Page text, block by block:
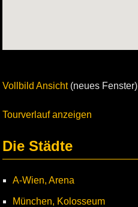
Vollbild Ansicht(neues Fenster)
Tourverlauf anzeigen
Die Städte
A-Wien, Arena
München, Kolosseum